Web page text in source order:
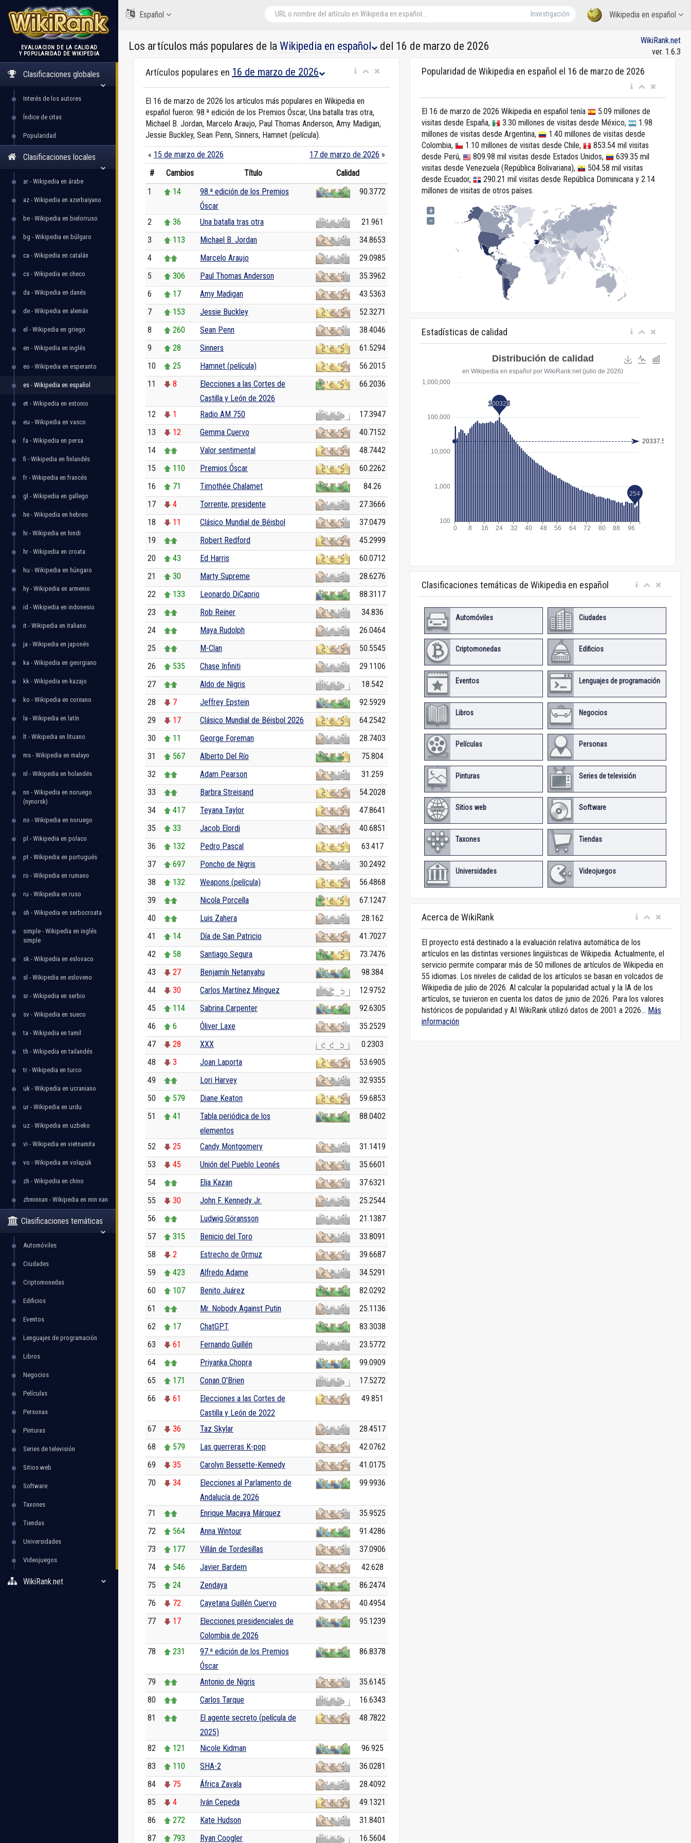
WikiRank
EVALUACIÓN DE LA CALIDAD
Y POPULARIDAD DE WIKIPEDIA
Clasificaciones globales
Interés de los autores
Índice de citas
Popularidad
Clasificaciones locales
ar - Wikipedia en árabe
az - Wikipedia en azerbaiyano
be - Wikipedia en bielorruso
bg - Wikipedia en búlgaro
ca - Wikipedia en catalán
cs - Wikipedia en checo
da - Wikipedia en danés
de - Wikipedia en alemán
el - Wikipedia en griego
en - Wikipedia en inglés
eo - Wikipedia en esperanto
es - Wikipedia en español
et - Wikipedia en estonio
eu - Wikipedia en vasco
fa - Wikipedia en persa
fi - Wikipedia en finlandés
fr - Wikipedia en francés
gl - Wikipedia en gallego
he - Wikipedia en hebreo
hi - Wikipedia en hindi
hr - Wikipedia en croata
hu - Wikipedia en húngaro
hy - Wikipedia en armenio
id - Wikipedia en indonesio
it - Wikipedia en italiano
ja - Wikipedia en japonés
ka - Wikipedia en georgiano
kk - Wikipedia en kazajo
ko - Wikipedia en coreano
la - Wikipedia en latín
lt - Wikipedia en lituano
ms - Wikipedia en malayo
nl - Wikipedia en holandés
nn - Wikipedia en noruego
(nynorsk)
no - Wikipedia en noruego
pl - Wikipedia en polaco
pt - Wikipedia en portugués
ro - Wikipedia en rumano
ru - Wikipedia en ruso
sh - Wikipedia en serbocroata
simple - Wikipedia en inglés
simple
sk - Wikipedia en eslovaco
sl - Wikipedia en esloveno
sr - Wikipedia en serbio
sv - Wikipedia en sueco
ta - Wikipedia en tamil
th - Wikipedia en tailandés
tr - Wikipedia en turco
uk - Wikipedia en ucraniano
ur - Wikipedia en urdu
uz - Wikipedia en uzbeko
vi - Wikipedia en vietnamita
vo - Wikipedia en volapük
zh - Wikipedia en chino
zhminnan - Wikipedia en min nan
Clasificaciones temáticas
Automóviles
Ciudades
Criptomonedas
Edificios
Eventos
Lenguajes de programación
Libros
Negocios
Películas
Personas
Pinturas
Series de televisión
Sitios web
Software
Taxones
Tiendas
Universidades
Videojuegos
WikiRank.net
Wikipedia en español
Investigación
Español
Los artículos más populares de la Wikipedia en español del 16 de marzo de 2026
WikiRank.net
ver. 1.6.3
Artículos populares en 16 de marzo de 2026
El 16 de marzo de 2026 los artículos más populares en Wikipedia en
español fueron: 98.ª edición de los Premios Óscar, Una batalla tras otra,
Michael B. Jordan, Marcelo Araujo, Paul Thomas Anderson, Amy Madigan,
Jessie Buckley, Sean Penn, Sinners, Hamnet (película).
« 15 de marzo de 2026 17 de marzo de 2026 »
#
Cambios Título
Calidad
1
14
98.ª edición de los Premios
Óscar
90.3772
2 36 Una batalla tras otra
21.961
3
113 Michael B. Jordan
34.8653
4
Marcelo Araujo
29.0985
5
306 Paul Thomas Anderson
35.3962
6
17 Amy Madigan
43.5363
7
153 Jessie Buckley
52.3271
8
260 Sean Penn
38.4046
9
28 Sinners
61.5294
10
25 Hamnet (película)
56.2015
11
8
Elecciones a las Cortes de
Castilla y León de 2026
66.2036
12 1 Radio AM 750
17.3947
13
12 Gemma Cuervo
40.7152
14
Valor sentimental
48.7442
15
110 Premios Óscar
60.2262
16
71 Timothée Chalamet
84.26
17
4 Torrente, presidente
27.3666
18
11 Clásico Mundial de Béisbol
37.0479
19
Robert Redford
45.2999
20
43 Ed Harris
60.0712
21
30 Marty Supreme
28.6276
22
133 Leonardo DiCaprio
88.3117
23
Rob Reiner
34.836
24
Maya Rudolph
26.0464
25
M-Clan
50.5545
26
535 Chase Infiniti
29.1106
27
Aldo de Nigris
18.542
28
7 Jeffrey Epstein
92.5929
29
17 Clásico Mundial de Béisbol 2026
64.2542
30
11 George Foreman
28.7403
31
567 Alberto Del Río
75.804
32
Adam Pearson
31.259
33
Barbra Streisand
54.2028
34
417 Teyana Taylor
47.8641
35
33 Jacob Elordi
40.6851
36
132 Pedro Pascal
63.417
37
697 Poncho de Nigris
30.2492
38
132 Weapons (película)
56.4868
39
Nicola Porcella
67.1247
40
Luis Zahera
28.162
41
14 Día de San Patricio
41.7027
42
58 Santiago Segura
73.7476
43
27 Benjamín Netanyahu
98.384
44
30 Carlos Martínez Mínguez
12.9752
45
114 Sabrina Carpenter
92.6305
46
6 Óliver Laxe
35.2529
47
28 XXX
0.2303
48
3 Joan Laporta
53.6905
49
Lori Harvey
32.9355
50
579 Diane Keaton
59.6853
51
41
Tabla periódica de los
elementos
88.0402
52 25 Candy Montgomery
31.1419
53
45 Unión del Pueblo Leonés
35.6601
54
Elia Kazan
37.6321
55
30 John F. Kennedy Jr.
25.2544
56
Ludwig Göransson
21.1387
57
315 Benicio del Toro
33.8091
58
2 Estrecho de Ormuz
39.6687
59
423 Alfredo Adame
34.5291
60
107 Benito Juárez
82.0292
61
Mr. Nobody Against Putin
25.1136
62
17 ChatGPT
83.3038
63
61 Fernando Guillén
23.5772
64
Priyanka Chopra
99.0909
65
171 Conan O'Brien
17.5272
66
61
Elecciones a las Cortes de
Castilla y León de 2022
49.851
67 36 Taz Skylar
28.4517
68
579 Las guerreras K-pop
42.0762
69
35 Carolyn Bessette-Kennedy
41.0175
70
34
Elecciones al Parlamento de
Andalucía de 2026
99.9936
71 Enrique Macaya Márquez
35.9525
72
564 Anna Wintour
91.4286
73
177 Villán de Tordesillas
37.0906
74
546 Javier Bardem
42.628
75
24 Zendaya
86.2474
76
72 Cayetana Guillén Cuervo
40.4954
77
17
Elecciones presidenciales de
Colombia de 2026
95.1239
78 231
97.ª edición de los Premios
Óscar
86.8378
79 Antonio de Nigris
35.6145
80
Carlos Tarque
16.6343
81
El agente secreto (película de
2025)
48.7822
82 121 Nicole Kidman
96.925
83
110 SHA-2
36.0281
84
75 África Zavala
28.4092
85
4 Iván Cepeda
49.1321
86
272 Kate Hudson
31.8401
87
793 Ryan Coogler 16.5604
Popularidad de Wikipedia en español el 16 de marzo de 2026
El 16 de marzo de 2026 Wikipedia en español tenía
5.09 millones de
visitas desde España,
3.30 millones de visitas desde México,
1.98
millones de visitas desde Argentina,
1.40 millones de visitas desde
Colombia,
1.10 millones de visitas desde Chile,
853.54 mil visitas
desde Perú,
809.98 mil visitas desde Estados Unidos,
639.35 mil
visitas desde Venezuela (República Bolivariana),
504.58 mil visitas
desde Ecuador,
290.21 mil visitas desde República Dominicana y 2.14
millones de visitas de otros países.
+
−
Estadísticas de calidad
Clasificaciones temáticas de Wikipedia en español
Automóviles Ciudades
Criptomonedas Edificios
Eventos Lenguajes de programación
Libros Negocios
Películas Personas
Pinturas Series de televisión
Sitios web Software
Taxones Tiendas
Universidades Videojuegos
Acerca de WikiRank
El proyecto está destinado a la evaluación relativa automática de los
artículos en las distintas versiones lingüísticas de Wikipedia. Actualmente, el
servicio permite comparar más de 50 millones de artículos de Wikipedia en
55 idiomas. Los niveles de calidad de los artículos se basan en volcados de
Wikipedia de julio de 2026. Al calcular la popularidad actual y la IA de los
artículos, se tuvieron en cuenta los datos de junio de 2026. Para los valores
históricos de popularidad y AI WikiRank utilizó datos de 2001 a 2026... Más
información